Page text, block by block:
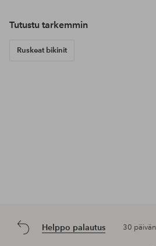
Tutustu tarkemmin
Ruskeat bikinit
Helppo palautus 30